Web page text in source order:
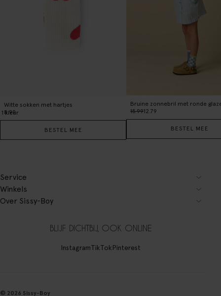
Witte sokken met hartjes
8.99
1 kleur
BESTEL MEE
Bruine zonnebril met ronde
15.9912.79
BESTEL MEE
Service
Winkels
Over Sissy-Boy
BLIJF DICHTBIJ, OOK ONLINE
InstagramTikTokPinterest
© 2026 Sissy-Boy